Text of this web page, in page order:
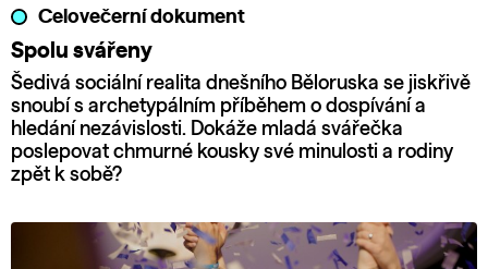
Celovečerní dokument
Spolu svářeny
Šedivá sociální realita dnešního Běloruska se jiskřivě
snoubí s archetypálním příběhem o dospívání a
hledání nezávislosti. Dokáže mladá svářečka
poslepovat chmurné kousky své minulosti a rodiny
zpět k sobě?